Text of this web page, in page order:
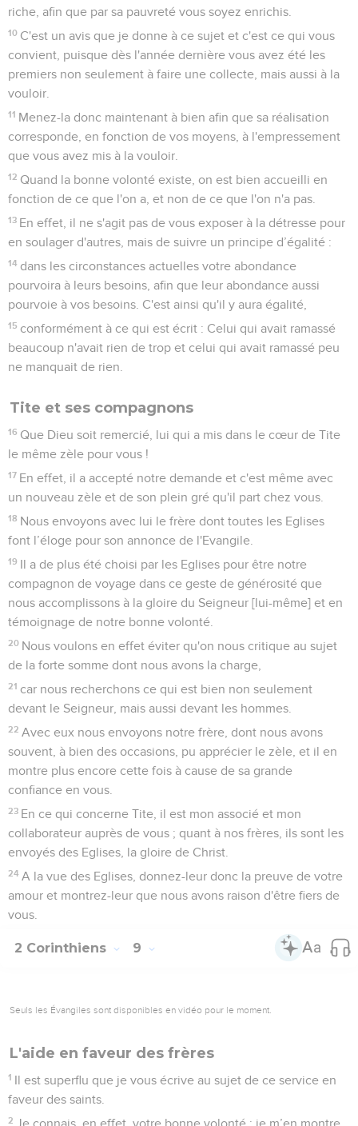
riche, afin que par sa pauvreté vous soyez enrichis.
10 C'est un avis que je donne à ce sujet et c'est ce qui vous
convient, puisque dès l'année dernière vous avez été les
premiers non seulement à faire une collecte, mais aussi à la
vouloir.
11 Menez-la donc maintenant à bien afin que sa réalisation
corresponde, en fonction de vos moyens, à l'empressement
que vous avez mis à la vouloir.
12 Quand la bonne volonté existe, on est bien accueilli en
fonction de ce que l'on a, et non de ce que l'on n'a pas.
13 En effet, il ne s'agit pas de vous exposer à la détresse pour
en soulager d'autres, mais de suivre un principe d’égalité :
14 dans les circonstances actuelles votre abondance
pourvoira à leurs besoins, afin que leur abondance aussi
pourvoie à vos besoins. C'est ainsi qu'il y aura égalité,
15 conformément à ce qui est écrit : Celui qui avait ramassé
beaucoup n'avait rien de trop et celui qui avait ramassé peu
ne manquait de rien.
Tite et ses compagnons
16 Que Dieu soit remercié, lui qui a mis dans le cœur de Tite
le même zèle pour vous !
17 En effet, il a accepté notre demande et c'est même avec
un nouveau zèle et de son plein gré qu'il part chez vous.
18 Nous envoyons avec lui le frère dont toutes les Eglises
font l’éloge pour son annonce de l'Evangile.
19 Il a de plus été choisi par les Eglises pour être notre
compagnon de voyage dans ce geste de générosité que
nous accomplissons à la gloire du Seigneur [lui-même] et en
témoignage de notre bonne volonté.
20 Nous voulons en effet éviter qu'on nous critique au sujet
de la forte somme dont nous avons la charge,
21 car nous recherchons ce qui est bien non seulement
devant le Seigneur, mais aussi devant les hommes.
22 Avec eux nous envoyons notre frère, dont nous avons
souvent, à bien des occasions, pu apprécier le zèle, et il en
montre plus encore cette fois à cause de sa grande
confiance en vous.
23 En ce qui concerne Tite, il est mon associé et mon
collaborateur auprès de vous ; quant à nos frères, ils sont les
envoyés des Eglises, la gloire de Christ.
24 A la vue des Eglises, donnez-leur donc la preuve de votre
amour et montrez-leur que nous avons raison d'être fiers de
vous.
2 Corinthiens 9
Seuls les Évangiles sont disponibles en vidéo pour le moment.
L'aide en faveur des frères
1 Il est superflu que je vous écrive au sujet de ce service en
faveur des saints.
2 Je connais, en effet, votre bonne volonté : je m’en montre